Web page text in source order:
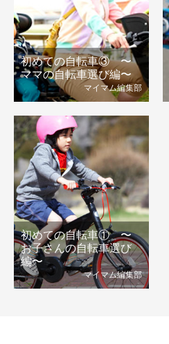
初めての自転車③ 〜
ママの自転車選び編〜
マイマム編集部
初めての自転車① 〜
お子さんの自転車選び
編〜
マイマム編集部